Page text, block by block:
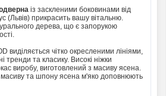
із заскленими боковинами від
(Львів) прикрасить вашу вiтальню.
дерева, що є запорукою
виділяється чітко окресленими лініями,
тренди та класику. Високі ніжки
виробу, виготовлений з масиву ясена.
та шпону ясена м'яко доповнюють